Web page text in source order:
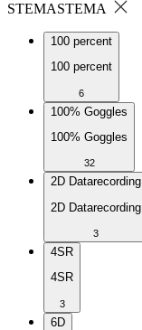
STEMASTEMA
100 percent
100 percent
6
100% Goggles
100% Goggles
32
2D Datarecording
2D Datarecording
3
4SR
4SR
3
6D